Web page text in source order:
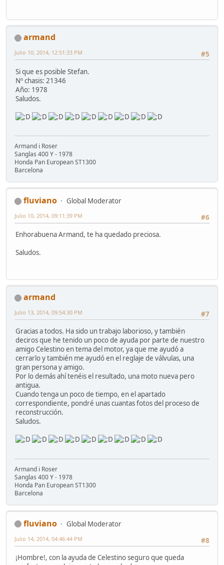
armand
#5
Julio 10, 2014, 12:51:33 PM
Si que es posible Stefan.
Nº chasis: 21346
Año: 1978
Saludos.
Armand i Roser
Sanglas 400 Y - 1978
Honda Pan European ST1300
Barcelona
fluviano
Global Moderator
#6
Julio 10, 2014, 09:11:39 PM
Enhorabuena Armand, te ha quedado preciosa.
Saludos.
armand
#7
Julio 13, 2014, 09:54:30 PM
Gracias a todos. Ha sido un trabajo laborioso, y también
deciros que he tenido un poco de ayuda por parte de nuestro
amigo Celestino en tema del motor, ya que me ayudó a
cerrarlo y también me ayudó en el reglaje de válvulas, una
gran persona y amigo.
Por lo demás ahí tenéis el resultado, una moto nueva pero
antigua.
Cuando tenga un poco de tiempo, en el apartado
correspondiente, pondré unas cuantas fotos del proceso de
reconstrucción.
Saludos.
Armand i Roser
Sanglas 400 Y - 1978
Honda Pan European ST1300
Barcelona
fluviano
Global Moderator
#8
Julio 14, 2014, 04:46:44 PM
¡Hombre!, con la ayuda de Celestino seguro que queda